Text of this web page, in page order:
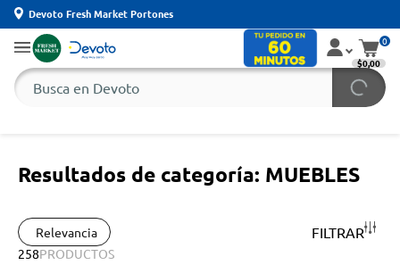
Devoto Fresh Market Portones
0
$0,00
Resultados de categoría: MUEBLES
Relevancia FILTRAR
258PRODUCTOS